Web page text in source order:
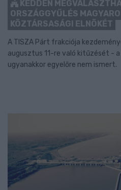
KEDDEN
ORSZÁGGYŰLÉS
KÖZTÁRSASÁGI ELNÖKÉT
A TISZA Párt frakciója
augusztus 11-re való kitűzését -
ugyanakkor egyelőre nem ismert.